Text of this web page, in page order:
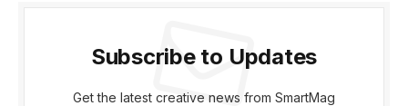
Subscribe to Updates
Get the latest creative news from SmartMag